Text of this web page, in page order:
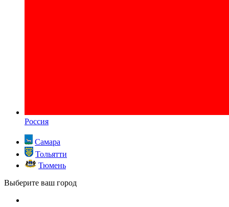
Россия
Самара
Тольятти
Тюмень
Выберите ваш город